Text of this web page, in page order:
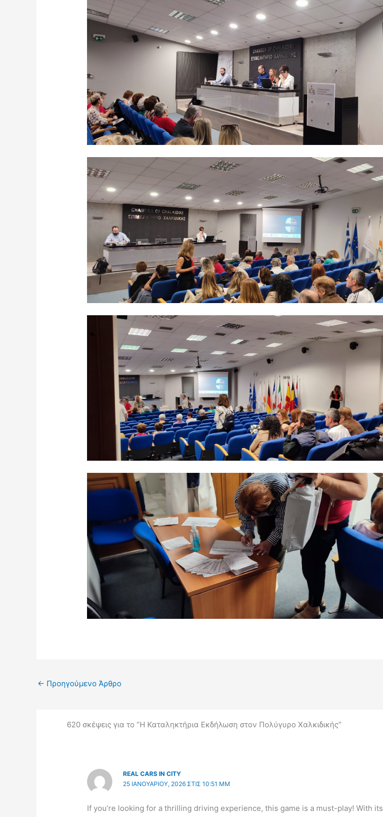
← Προηγούμενο Άρθρο
620 σκέψεις για το “Η Καταληκτήρια Εκδήλωση στον Πολύγυρο Χαλκιδικής”
REAL CARS IN CITY
25 ΙΑΝΟΥΑΡΊΟΥ, 2026 ΣΤΙΣ 10:51 ΜΜ
If you’re looking for a thrilling driving experience, this game is a must-play! With its